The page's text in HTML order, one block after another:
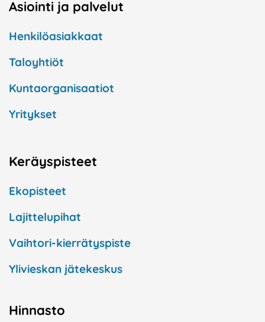
Asiointi ja palvelut
Henkilöasiakkaat
Taloyhtiöt
Kuntaorganisaatiot
Yritykset
Keräyspisteet
Ekopisteet
Lajittelupihat
Vaihtori-kierrätyspiste
Ylivieskan jätekeskus
Hinnasto